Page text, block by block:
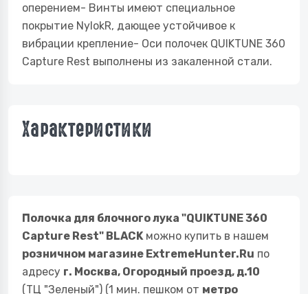
оперением- Винты имеют специальное
покрытие NylokR, дающее устойчивое к
вибрации крепление- Оси полочек QUIKTUNE 360
Capture Rest выполнены из закаленной стали.
Характеристики
Полочка для блочного лука "QUIKTUNE 360
Capture Rest" BLACKможно купить в нашем
розничном магазине ExtremeHunter.Ru по
адресу г. Москва, Огородный проезд, д.10
(ТЦ "Зеленый") (1 мин. пешком от метро